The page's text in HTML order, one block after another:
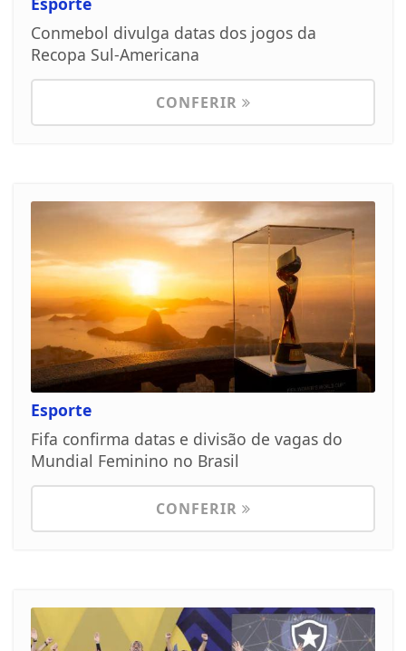
Conmebol divulga datas dos jogos da
Recopa Sul-Americana
CONFERIR
Esporte
Fifa confirma datas e divisão de vagas do
Mundial Feminino no Brasil
CONFERIR